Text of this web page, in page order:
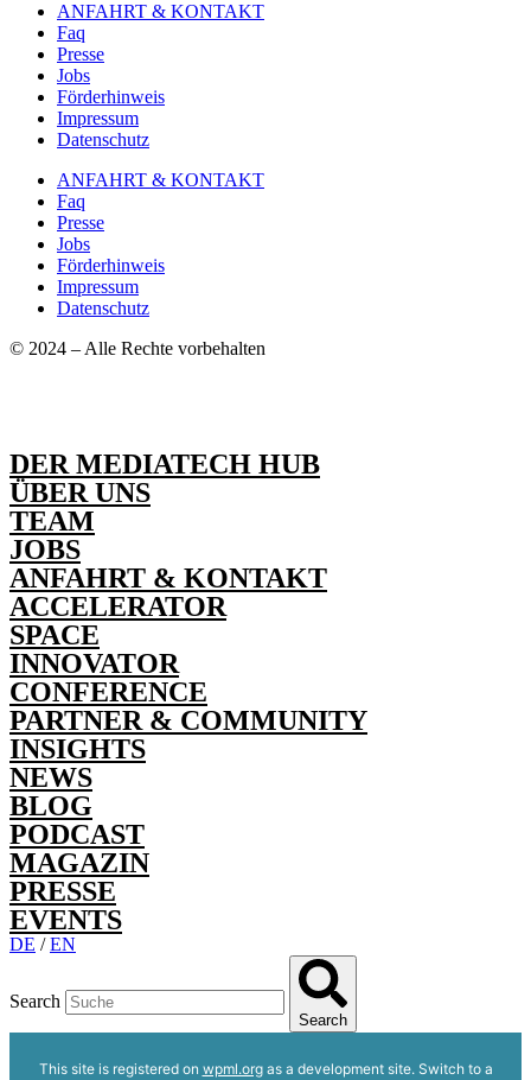
ANFAHRT & KONTAKT
Faq
Presse
Jobs
Förderhinweis
Impressum
Datenschutz
ANFAHRT & KONTAKT
Faq
Presse
Jobs
Förderhinweis
Impressum
Datenschutz
© 2024 – Alle Rechte vorbehalten
DER MEDIATECH HUB
ÜBER UNS
TEAM
JOBS
ANFAHRT & KONTAKT
ACCELERATOR
SPACE
INNOVATOR
CONFERENCE
PARTNER & COMMUNITY
INSIGHTS
NEWS
BLOG
PODCAST
MAGAZIN
PRESSE
EVENTS
DE /EN
Search
Search
This site is registered on wpml.orgas a development site. Switch to a